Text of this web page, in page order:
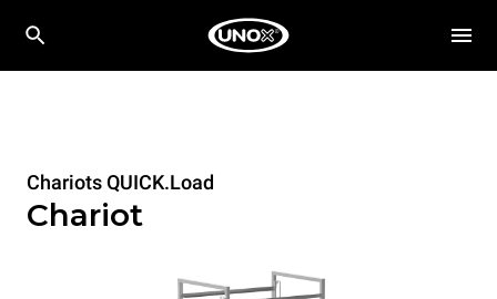
Chariots QUICK.Load
Chariot